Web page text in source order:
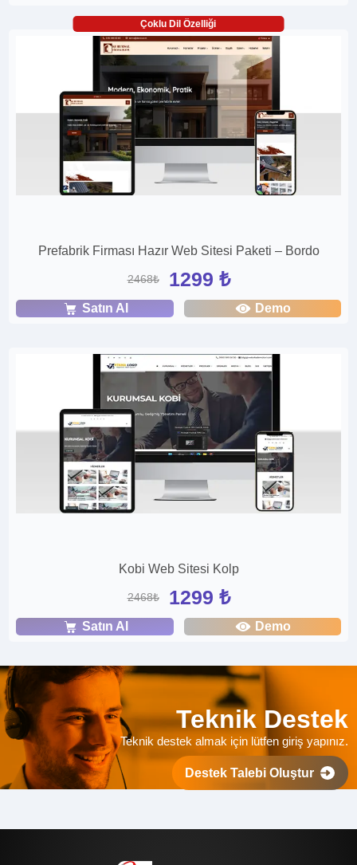
Çoklu Dil Özelliği
Prefabrik Firması Hazır Web Sitesi Paketi – Bordo
2468₺ 1299 ₺
Satın Al Demo
Kobi Web Sitesi Kolp
2468₺ 1299 ₺
Satın Al Demo
Teknik Destek
Teknik destek almak için lütfen giriş yapınız.
Destek Talebi Oluştur